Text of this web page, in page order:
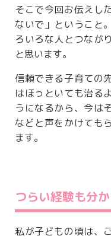
そこで今回お伝えし
ないで」ということ
ろいろな人とつなが
と思います。
信頼できる子育ての
はほっといても治る
うになるから、今は
などと声をかけても
ます。
つらい経験も分
私が子どもの頃は、